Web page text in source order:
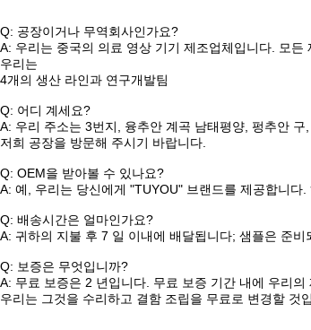
Q: 공장이거나 무역회사인가요?
A: 우리는 중국의 의료 영상 기기 제조업체입니다. 모든
우리는
4개의 생산 라인과 연구개발팀
Q: 어디 계세요?
A: 우리 주소는 3번지, 융추안 계곡 남태평양, 펑추안 구
저희 공장을 방문해 주시기 바랍니다.
Q: OEM을 받아볼 수 있나요?
A: 예, 우리는 당신에게 "TUYOU" 브랜드를 제공합니
Q: 배송시간은 얼마인가요?
A: 귀하의 지불 후 7 일 이내에 배달됩니다; 샘플은 준비
Q: 보증은 무엇입니까?
A: 무료 보증은 2 년입니다. 무료 보증 기간 내에 우리의
우리는 그것을 수리하고 결함 조립을 무료로 변경할 것